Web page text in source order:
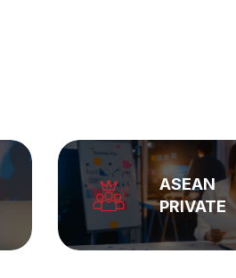
BẢNG GIÁ